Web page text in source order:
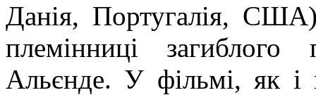
Данія, Португалія,
племінниці
Альєнде. У фільмі, як і